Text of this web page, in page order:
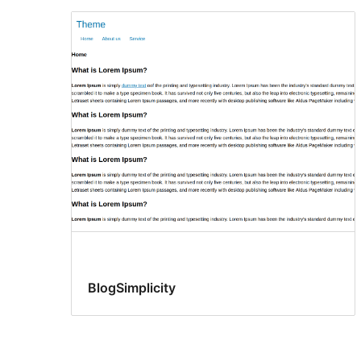
BlogSimplicity